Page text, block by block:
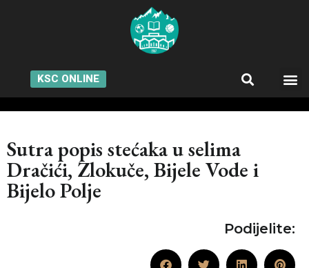
KSC ONLINE
Sutra popis stećaka u selima
Dračići, Zlokuče, Bijele Vode i
Bijelo Polje
Podijelite: